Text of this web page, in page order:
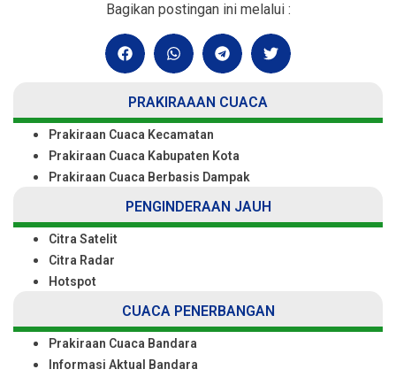
Bagikan postingan ini melalui :
PRAKIRAAAN CUACA
Prakiraan Cuaca Kecamatan
Prakiraan Cuaca Kabupaten Kota
Prakiraan Cuaca Berbasis Dampak
PENGINDERAAN JAUH
Citra Satelit
Citra Radar
Hotspot
CUACA PENERBANGAN
Prakiraan Cuaca Bandara
Informasi Aktual Bandara